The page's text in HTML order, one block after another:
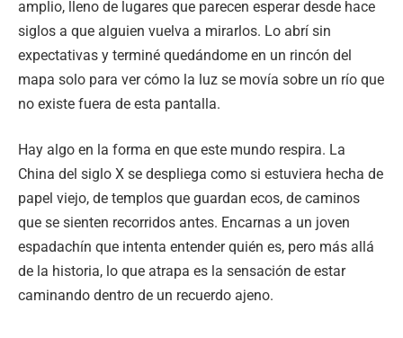
amplio, lleno de lugares que parecen esperar desde hace
siglos a que alguien vuelva a mirarlos. Lo abrí sin
expectativas y terminé quedándome en un rincón del
mapa solo para ver cómo la luz se movía sobre un río que
no existe fuera de esta pantalla.
Hay algo en la forma en que este mundo respira. La
China del siglo X se despliega como si estuviera hecha de
papel viejo, de templos que guardan ecos, de caminos
que se sienten recorridos antes. Encarnas a un joven
espadachín que intenta entender quién es, pero más allá
de la historia, lo que atrapa es la sensación de estar
caminando dentro de un recuerdo ajeno.